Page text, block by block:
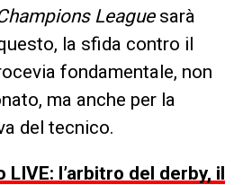
Leaguesarà
la sfida contro il
fondamentale, non
ma anche per la
del tecnico.
l’arbitro del derby, il